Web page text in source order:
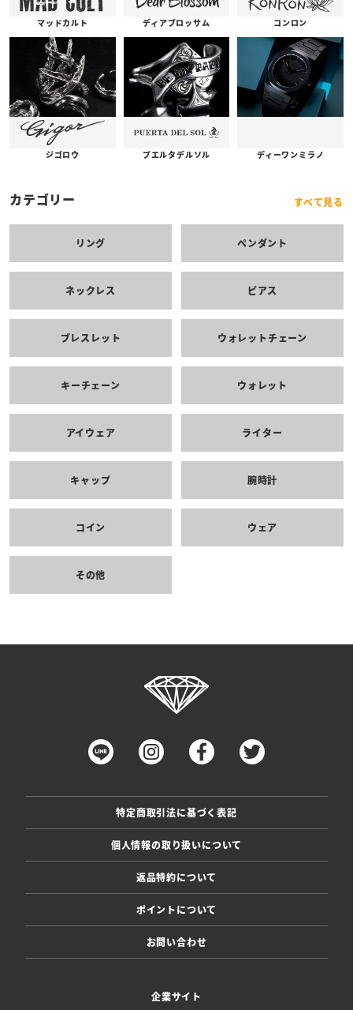
マッドカルト ディアブロッサム コンロン
ジゴロウ プエルタデルソル ディーワンミラノ
カテゴリー すべて見る
リング ペンダント
ネックレス ピアス
ブレスレット ウォレットチェーン
キーチェーン ウォレット
アイウェア ライター
キャップ 腕時計
コイン ウェア
その他
特定商取引法に基づく表記
個人情報の取り扱いについて
返品特約について
ポイントについて
お問い合わせ
企業サイト